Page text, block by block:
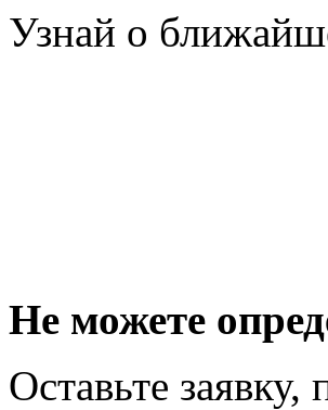
Узнай о
Не можете
Оставьте